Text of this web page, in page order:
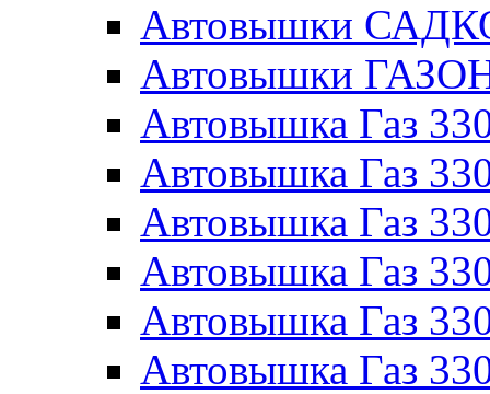
Автовышки
Автовышки
Автовышка Газ
Автовышка Газ
Автовышка Газ
Автовышка Газ
Автовышка Газ
Автовышка Газ